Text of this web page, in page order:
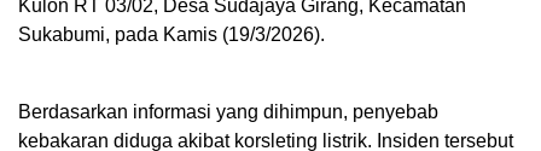
Kulon RT 03/02, Desa Sudajaya Girang, Kecamatan
Sukabumi, pada Kamis (19/3/2026).
Berdasarkan informasi yang dihimpun, penyebab
kebakaran diduga akibat korsleting listrik. Insiden tersebut